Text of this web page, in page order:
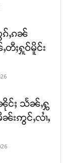
ၵ်ႇၵၼ်
တီႈႁူဝ်မိူင်း
င်ႈ သႅၼ်ႇႁွ
ၼ်းဢွင်ႇလၢႆႇ